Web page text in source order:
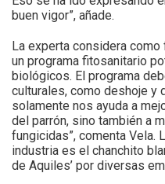
buen vigor”, añade.
La experta considera
un programa fitosanitario
biológicos. El programa
culturales, como deshoje y
solamente nos ayuda a
del parrón, sino también a
fungicidas”, comenta Vela.
industria es el chanchito
de Aquiles’ por diversas